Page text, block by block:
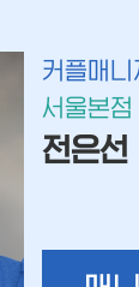
커플매니
서울본점
전은선